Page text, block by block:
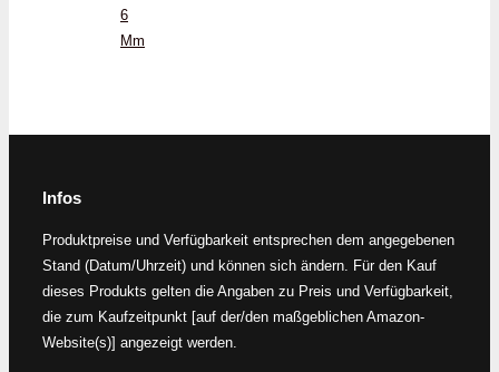
6
Mm
Infos
Produktpreise und Verfügbarkeit entsprechen dem angegebenen
Stand (Datum/Uhrzeit) und können sich ändern. Für den Kauf
dieses Produkts gelten die Angaben zu Preis und Verfügbarkeit,
die zum Kaufzeitpunkt [auf der/den maßgeblichen Amazon-
Website(s)] angezeigt werden.